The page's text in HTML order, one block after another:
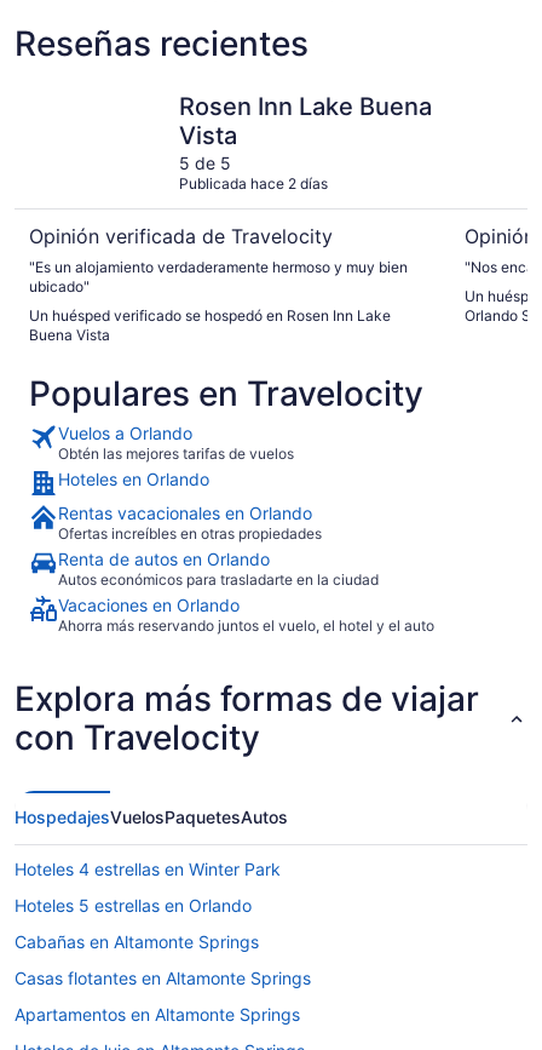
Reseñas recientes
Rosen Inn Lake Buena
Vista
5 de 5
Publicada hace 2 días
Opinión verificada de Travelocity
"Es un alojamiento verdaderamente hermoso y muy bien
ubicado"
Un huésped verificado se hospedó en Rosen Inn Lake
Buena Vista
"Nos
Un
Orlando
Populares en Travelocity
Vuelos a Orlando
Obtén las mejores tarifas de vuelos
Hoteles en Orlando
Rentas vacacionales en Orlando
Ofertas increíbles en otras propiedades
Renta de autos en Orlando
Autos económicos para trasladarte en la ciudad
Vacaciones en Orlando
Ahorra más reservando juntos el vuelo, el hotel y el auto
Explora más formas de viajar
con Travelocity
HospedajesVuelosPaquetesAutos
Hoteles 4 estrellas en Winter Park
Hoteles 5 estrellas en Orlando
Cabañas en Altamonte Springs
Casas flotantes en Altamonte Springs
Apartamentos en Altamonte Springs